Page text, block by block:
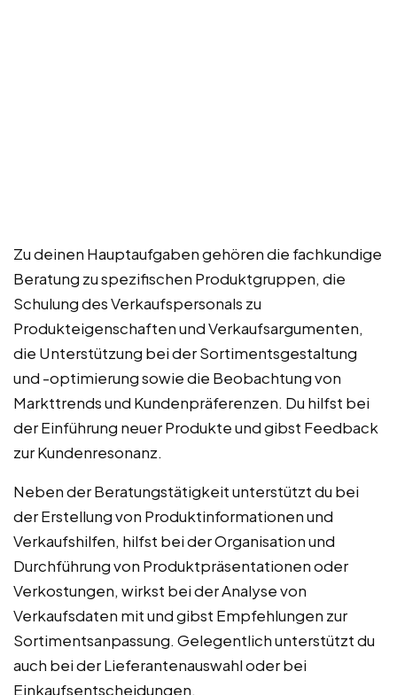
Zu deinen Hauptaufgaben gehören die fachkundige
Beratung zu spezifischen Produktgruppen, die
Schulung des Verkaufspersonals zu
Produkteigenschaften und Verkaufsargumenten,
die Unterstützung bei der Sortimentsgestaltung
und -optimierung sowie die Beobachtung von
Markttrends und Kundenpräferenzen. Du hilfst bei
der Einführung neuer Produkte und gibst Feedback
zur Kundenresonanz.
Neben der Beratungstätigkeit unterstützt du bei
der Erstellung von Produktinformationen und
Verkaufshilfen, hilfst bei der Organisation und
Durchführung von Produktpräsentationen oder
Verkostungen, wirkst bei der Analyse von
Verkaufsdaten mit und gibst Empfehlungen zur
Sortimentsanpassung. Gelegentlich unterstützt du
auch bei der Lieferantenauswahl oder bei
Einkaufsentscheidungen.